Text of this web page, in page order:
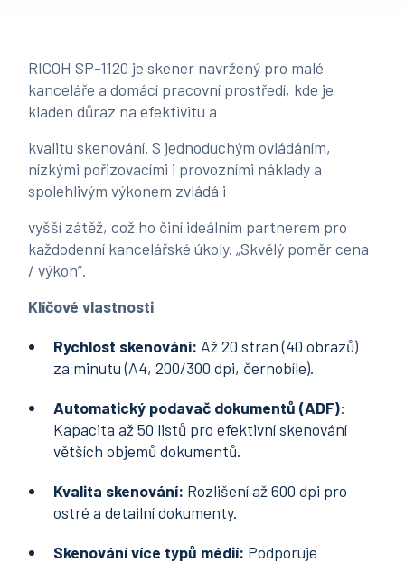
RICOH SP-1120 je skener navržený pro malé
kanceláře a domácí pracovní prostředí, kde je
kladen důraz na efektivitu a
kvalitu skenování. S jednoduchým ovládáním,
nízkými pořizovacími i provozními náklady a
spolehlivým výkonem zvládá i
vyšší zátěž, což ho činí ideálním partnerem pro
každodenní kancelářské úkoly. „Skvělý poměr cena
/ výkon“.
Klíčové vlastnosti
Rychlost skenování: Až 20 stran (40 obrazů)
za minutu (A4, 200/300 dpi, černobíle).
Automatický podavač dokumentů (ADF):
Kapacita až 50 listů pro efektivní skenování
větších objemů dokumentů.
Kvalita skenování: Rozlišení až 600 dpi pro
ostré a detailní dokumenty.
Skenování více typů médií: Podporuje